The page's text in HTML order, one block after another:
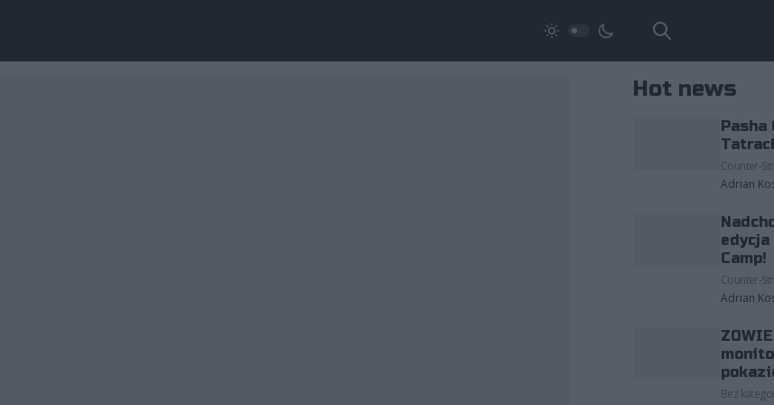
Hot news
Pasha
Counter-
Adrian
edycja
Camp!
Counter-
Adrian
Bez